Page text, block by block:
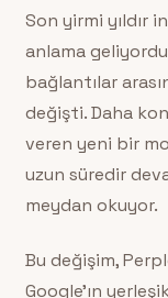
Son yirmi yıldır
anlama
bağlantılar
değişti. Daha
veren yeni bir
uzun süredir
meydan okuyor.
Bu değişim,
Google’ın